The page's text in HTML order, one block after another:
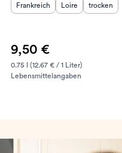
hinzufügen
Herkunftsland :
Frankreich Herkunftsregion
Loire Geschmack
trocken
9,50 €
0.75 l (12.67 € / 1 Liter)
Lebensmittelangaben